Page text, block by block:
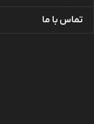
تماس با ما